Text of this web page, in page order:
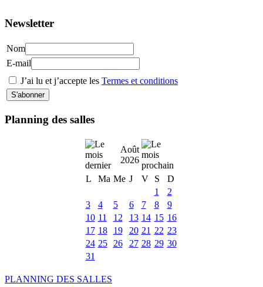
Newsletter
Nom
E-mail
J’ai lu et j’accepte les Termes et conditions
Planning des salles
Août
2026
L
Ma Me J V S
D
1
2
3
4 5 6 7 8
9
10 11 12 13 14 15 16
17 18 19 20 21 22 23
24 25 26 27 28 29 30
31
PLANNING DES SALLES